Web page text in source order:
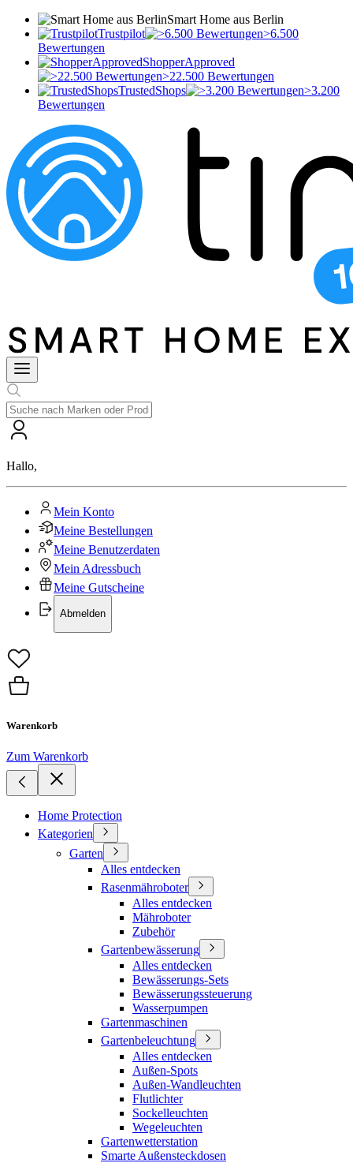
Smart Home aus Berlin
Trustpilot
>6.500
Bewertungen
ShopperApproved
>22.500 Bewertungen
TrustedShops
>3.200
Bewertungen
Hallo,
Mein Konto
Meine Bestellungen
Meine Benutzerdaten
Mein Adressbuch
Meine Gutscheine
Abmelden
Warenkorb
Zum Warenkorb
Home Protection
Kategorien
Garten
Alles entdecken
Rasenmähroboter
Alles entdecken
Mähroboter
Zubehör
Gartenbewässerung
Alles entdecken
Bewässerungs-Sets
Bewässerungssteuerung
Wasserpumpen
Gartenmaschinen
Gartenbeleuchtung
Alles entdecken
Außen-Spots
Außen-Wandleuchten
Flutlichter
Sockelleuchten
Wegeleuchten
Gartenwetterstation
Smarte Außensteckdosen